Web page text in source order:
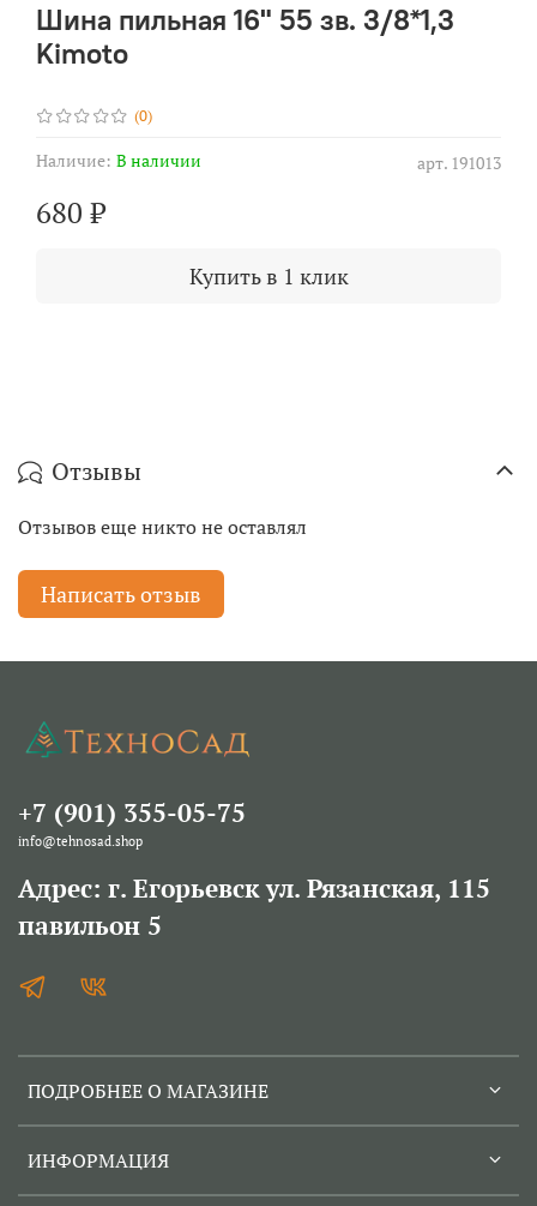
(0)
арт. 191013
Наличие: В наличии
Шина пильная 16" 55 зв. 3/8*1,3
Kimoto
680 ₽
Купить в 1 клик
Отзывы
Отзывов еще никто не оставлял
Написать отзыв
ПОДРОБНЕЕ О МАГАЗИНЕ
ИНФОРМАЦИЯ
+7 (901) 355-05-75
info@tehnosad.shop
Адрес: г. Егорьевск ул. Рязанская, 115
павильон 5